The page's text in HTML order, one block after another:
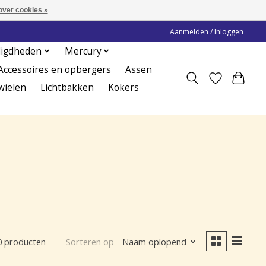
Aanmelden / Inloggen
Mercury
en opbergers
Assen
Lichtbakken
Kokers
producten Sorteren op Naam oplopend
cookies »